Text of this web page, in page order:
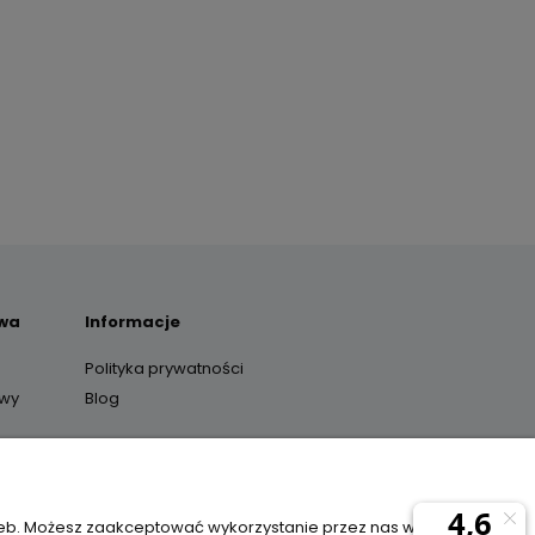
Informacje
Polityka prywatności
Blog
Możesz zaakceptować wykorzystanie przez nas wszystkich